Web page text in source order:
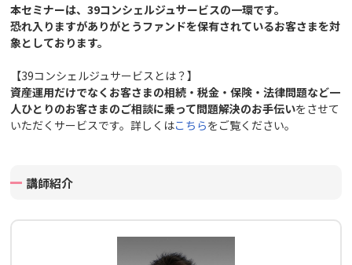
本セミナーは、39コンシェルジュサービスの一環です。
恐れ入りますがありがとうファンドを保有されているお客さまを対
象としております。
【39コンシェルジュサービスとは？】
資産運用だけでなくお客さまの相続・税金・保険・法律問題など一
人ひとりのお客さまのご相談に乗って問題解決のお手伝いをさせて
いただくサービスです。詳しくはこちらをご覧ください。
講師紹介